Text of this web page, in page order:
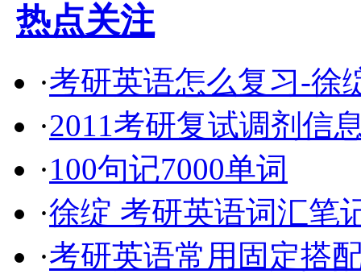
热点关注
·考研英语怎么复习-徐
·2011考研复试调剂信
·100句记7000单词
·徐绽 考研英语词汇笔
·考研英语常用固定搭